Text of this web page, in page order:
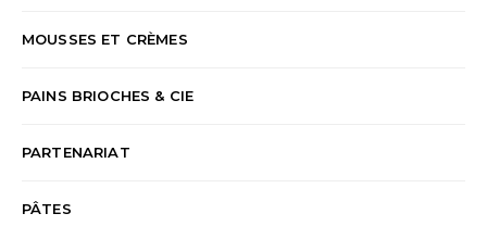
MOUSSES ET CRÈMES
PAINS BRIOCHES & CIE
PARTENARIAT
PÂTES